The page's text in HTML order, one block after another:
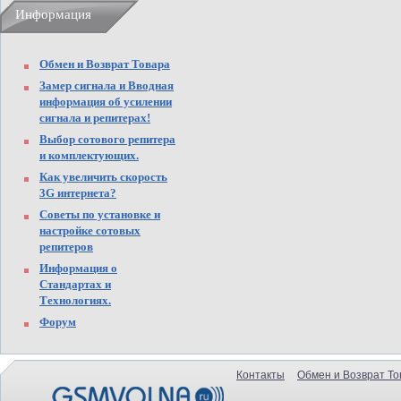
Информация
Обмен и Возврат Товара
Замер сигнала и Вводная
информация об усилении
сигнала и репитерах!
Выбор сотового репитера
и комплектующих.
Как увеличить скорость
3G интернета?
Советы по установке и
настройке сотовых
репитеров
Информация о
Стандартах и
Технологиях.
Форум
Контакты Обмен и Возврат